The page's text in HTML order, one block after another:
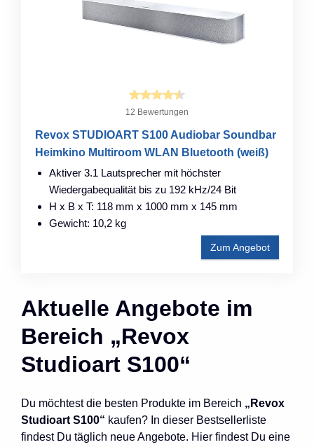
12 Bewertungen
Revox STUDIOART S100 Audiobar Soundbar
Heimkino Multiroom WLAN Bluetooth (weiß)
Aktiver 3.1 Lautsprecher mit höchster
Wiedergabequalität bis zu 192 kHz/24 Bit
H x B x T: 118 mm x 1000 mm x 145 mm
Gewicht: 10,2 kg
Zum Angebot
Aktuelle Angebote im
Bereich „Revox
Studioart S100“
Du möchtest die besten Produkte im Bereich „Revox
Studioart S100“ kaufen? In dieser Bestsellerliste
findest Du täglich neue Angebote. Hier findest Du eine